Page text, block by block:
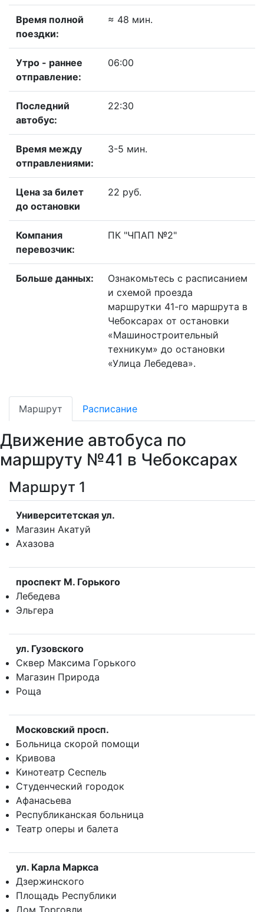
Время полной
поездки:
≈ 48 мин.
Утро - раннее
отправление:
06:00
Последний
автобус:
22:30
Время между
отправлениями:
3-5 мин.
Цена за билет
до остановки
22 руб.
Компания
перевозчик:
ПК "ЧПАП №2"
Больше данных:
Ознакомьтесь с расписанием
и схемой проезда
маршрутки 41-го маршрута в
Чебоксарах от остановки
«Машиностроительный
техникум» до остановки
«Улица Лебедева».
Маршрут Расписание
Движение автобуса по
маршруту №41 в Чебоксарах
Маршрут 1
Университетская ул.
Магазин Акатуй
Ахазова
прoспект М. Горького
Лебедева
Эльгера
ул. Гузовского
Сквер Максима Горького
Магазин Природа
Роща
Московский просп.
Больница скорой помощи
Кривова
Кинотеатр Сеспель
Студенческий городок
Афанасьева
Республиканская больница
Театр оперы и балета
ул. Карла Маркса
Дзержинского
Площадь Республики
Дом Торговли